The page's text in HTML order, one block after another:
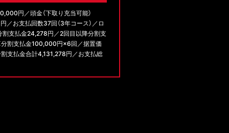
円／頭金（下取り充当可能）
お支払回数37回（3年コース）／ロ
割支払金24,278円／2回目以降分割支
割支払金100,000円×6回／据置価
支払金合計4,131,278円／お支払総